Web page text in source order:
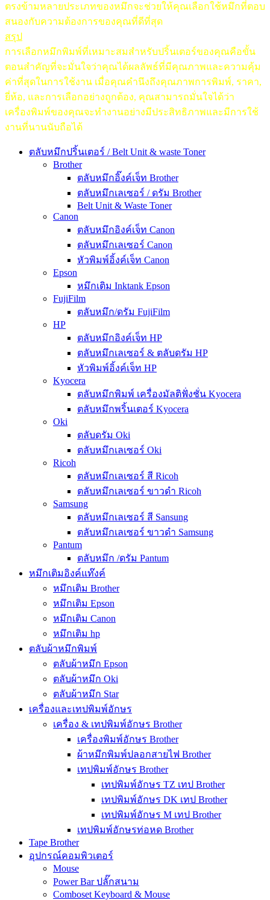
ตรงข้ามหลายประเภทของหมึกจะช่วยให้คุณเลือกใช้หมึกที่ตอบ
สนองกับความต้องการของคุณที่ดีที่สุด
สรุป
การเลือกหมึกพิมพ์ที่เหมาะสมสำหรับปริ้นเตอร์ของคุณคือขั้น
ตอนสำคัญที่จะมั่นใจว่าคุณได้ผลลัพธ์ที่มีคุณภาพและความคุ้ม
ค่าที่สุดในการใช้งาน เมื่อคุณคำนึงถึงคุณภาพการพิมพ์, ราคา,
ยี่ห้อ, และการเลือกอย่างถูกต้อง, คุณสามารถมั่นใจได้ว่า
เครื่องพิมพ์ของคุณจะทำงานอย่างมีประสิทธิภาพและมีการใช้
งานที่นานนับถือได้
ตลับหมึกปริ้นเตอร์ / Belt Unit & waste Toner
Brother
ตลับหมึกอิ๊งค์เจ็ท Brother
ตลับหมึกเลเซอร์ / ดรัม Brother
Belt Unit & Waste Toner
Canon
ตลับหมึกอิงค์เจ็ท Canon
ตลับหมึกเลเซอร์ Canon
หัวพิมพ์อิ้งค์เจ็ท Canon
Epson
หมึกเติม Inktank Epson
FujiFilm
ตลับหมึก/ดรัม FujiFilm
HP
ตลับหมึกอิงค์เจ็ท HP
ตลับหมึกเลเซอร์ & ตลับดรัม HP
หัวพิมพ์อิ้งค์เจ็ท HP
Kyocera
ตลับหมึกพิมพ์ เครื่องมัลติฟั่งชั่น Kyocera
ตลับหมึกพริ้นเตอร์ Kyocera
Oki
ตลับดรัม Oki
ตลับหมึกเลเซอร์ Oki
Ricoh
ตลับหมึกเลเซอร์ สี Ricoh
ตลับหมึกเลเซอร์ ขาวดำ Ricoh
Samsung
ตลับหมึกเลเซอร์ สี Sansung
ตลับหมึกเลเซอร์ ขาวดำ Samsung
Pantum
ตลับหมึก /ดรัม Pantum
หมึกเติมอิงค์แท๊งค์
หมึกเติม Brother
หมึกเติม Epson
หมึกเติม Canon
หมึกเติม hp
ตลับผ้าหมึกพิมพ์
ตลับผ้าหมึก Epson
ตลับผ้าหมึก Oki
ตลับผ้าหมึก Star
เครื่องและเทปพิมพ์อักษร
เครื่อง & เทปพิมพ์อักษร Brother
เครื่องพิมพ์อักษร Brother
ผ้าหมึกพิมพ์ปลอกสายไฟ Brother
เทปพิมพ์อักษร Brother
เทปพิมพ์อักษร TZ เทป Brother
เทปพิมพ์อักษร DK เทป Brother
เทปพิมพ์อักษร M เทป Brother
เทปพิมพ์อักษรท่อหด Brother
Tape Brother
อุปกรณ์คอมพิวเตอร์
Mouse
Power Bar ปลั๊กสนาม
Comboset Keyboard & Mouse